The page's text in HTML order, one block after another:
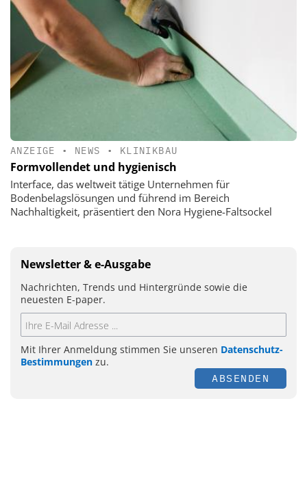
ANZEIGE • NEWS • KLINIKBAU
Formvollendet und hygienisch
Interface, das weltweit tätige Unternehmen für
Bodenbelagslösungen und führend im Bereich
Nachhaltigkeit, präsentiert den Nora Hygiene-Faltsockel
Newsletter & e-Ausgabe
Nachrichten, Trends und Hintergründe sowie die
neuesten E-paper.
Mit Ihrer Anmeldung stimmen Sie unseren Datenschutz-
Bestimmungen zu.
ABSENDEN